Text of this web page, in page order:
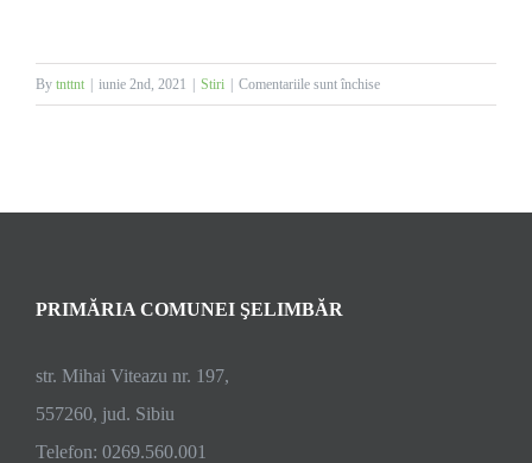
By tnttnt iunie 2nd, 2021 Stiri Comentariile sunt închisepentru
PRIMĂRIA COMUNEI ŞELIMBĂR
str. Mihai Viteazu nr. 197,
557260, jud. Sibiu
Telefon: 0269.560.001